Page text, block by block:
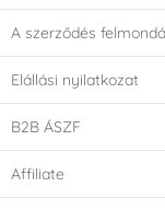
A szerződés
Elállási nyilatkozat
B2B ÁSZF
Affiliate